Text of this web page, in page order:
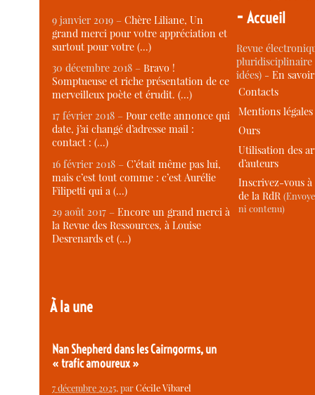
9 janvier 2019 –Chère Liliane, Un
grand merci pour votre appréciation et
surtout pour votre (…)
30 décembre 2018 –Bravo !
Somptueuse et riche présentation de ce
merveilleux poète et érudit. (…)
17 février 2018 –Pour cette annonce qui
date, j’ai changé d’adresse mail :
contact : (…)
16 février 2018 –C’était même pas lui,
mais c’est tout comme : c’est Aurélie
Filipetti qui a (…)
29 août 2017 –Encore un grand merci à
la Revue des Ressources, à Louise
Desrenards et (…)
À la une
Nan Shepherd dans les Cairngorms, un
« trafic amoureux »
7 décembre 2025, parCécile Vibarel
-Accueil
Revue
idées) -En
Contacts
Mentions légales
Ours
Utilisation des
d’auteurs
Inscrivez-vous
de la RdR
ni contenu)